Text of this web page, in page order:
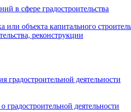
в сфере градостроительства
объекта капитального
реконструкции
деятельности
градостроительной деятельности